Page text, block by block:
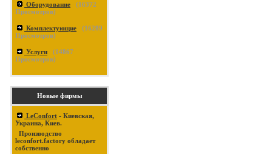
Оборудование (16372
Просмотров)
Комплектующие (16289
Просмотров)
Услуги (14867
Просмотров)
Новые фирмы
LeConfort - Киевская,
Украина, Киев.
Производство
leconfort.factory обладает
собственно